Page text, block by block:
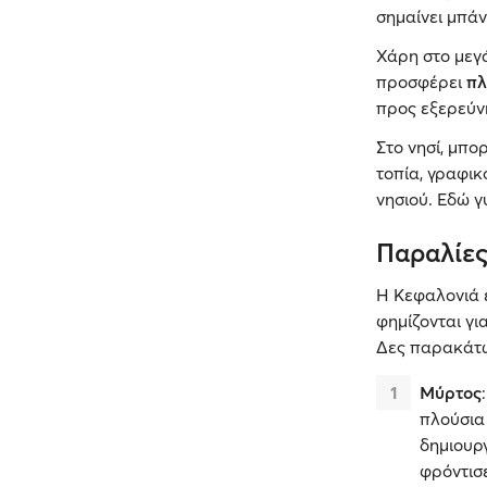
σημαίνει
Χάρη στο
προσφέρει
προς
Στο νησί,
τοπία,
νησιού. Εδώ
Η Κεφαλονιά
φημίζονται
Δες
Μύρτος